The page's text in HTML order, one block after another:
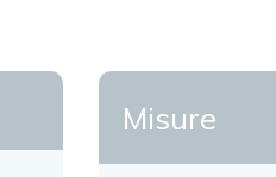
Misure